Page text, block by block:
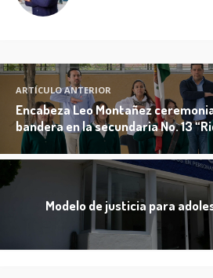
ARTÍCULO ANTERIOR
Encabeza Leo Montañez
bandera en la secundaria No. 13
Modelo de justicia para